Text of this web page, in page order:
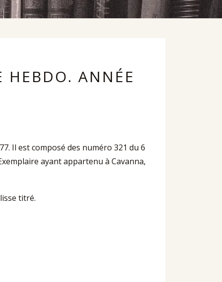
HEBDO. ANNÉE
Il est composé des numéro 321 du 6
ayant appartenu à Cavanna,
titré.